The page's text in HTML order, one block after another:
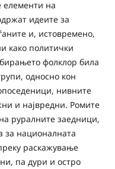
елементи на
идеите за
и, истовремено,
како политички
фолклор била
односно кон
нивните
и највредни. Ромите
руралните заедници,
за националната
раскажување
па дури и остро